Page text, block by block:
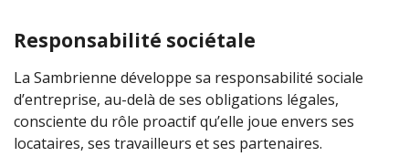
Responsabilité sociétale
La Sambrienne développe sa responsabilité sociale
d’entreprise, au-delà de ses obligations légales,
consciente du rôle proactif qu’elle joue envers ses
locataires, ses travailleurs et ses partenaires.